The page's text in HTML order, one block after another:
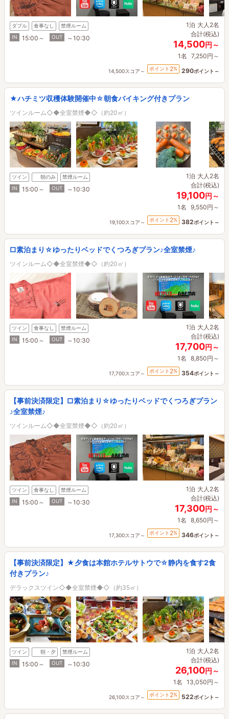
ダブル 食事なし
禁煙ルーム
IN
15:00～ OUT ～10:30
1泊 大人2名
合計(税込)
14,500円～
1名 7,250円～
14,500スコア～ ポイント 2% 290ポイント～
★ハチミツ収穫体験開催中☆朝食バイキング付きプラン
ツインルーム◇◆全室禁煙◆◇（約20㎡）
ツイン 朝のみ
禁煙ルーム
IN
15:00～ OUT ～10:30
1泊 大人2名
合計(税込)
19,100円～
1名 9,550円～
19,100スコア～ ポイント 2% 382ポイント～
□素泊まり☆ゆったりベッドでくつろぎプラン♪全室禁煙♪
ツインルーム◇◆全室禁煙◆◇（約20㎡）
ツイン 食事なし
禁煙ルーム
IN
15:00～ OUT ～10:30
1泊 大人2名
合計(税込)
17,700円～
1名 8,850円～
17,700スコア～ ポイント 2% 354ポイント～
【事前決済限定】□素泊まり☆ゆったりベッドでくつろぎプラン
♪全室禁煙♪
ツインルーム◇◆全室禁煙◆◇（約20㎡）
ツイン 食事なし
禁煙ルーム
IN
15:00～ OUT ～10:30
1泊 大人2名
合計(税込)
17,300円～
1名 8,650円～
17,300スコア～ ポイント 2% 346ポイント～
【事前決済限定】★夕食は本館ホテルサトウで☆静内を食す2食
付きプラン♪
デラックスツイン◇◆全室禁煙◆◇（約35㎡）
ツイン 朝・夕
禁煙ルーム
IN
15:00～ OUT ～10:30
1泊 大人2名
合計(税込)
26,100円～
1名 13,050円～
26,100スコア～ ポイント 2% 522ポイント～